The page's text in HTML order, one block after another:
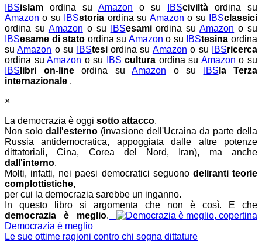
IBSislam ordina su Amazon o su IBSciviltà
ordina su
Amazon o su IBSstoria ordina su Amazon o su IBSclassici
ordina su Amazon o su IBSesami ordina suAmazon o su
IBSesame di stato ordina su Amazon o su IBStesina ordina
suAmazon o su IBStesi ordina su Amazon o su IBSricerca
ordina suAmazon o su IBS cultura ordina su Amazon o su
IBS libri on-line ordina su Amazon o su IBS la Terza
internazionale .
×
La democrazia è oggi sotto attacco.
Non solo dall'esterno (invasione dell'Ucraina da parte della
Russia antidemocratica, appoggiata dalle altre potenze
dittatoriali, Cina, Corea del Nord, Iran), ma anche
dall'interno.
Molti, infatti, nei paesi democratici seguono deliranti teorie
complottistiche,
per cui la democrazia sarebbe un inganno.
In questo libro si argomenta che non è così. E che
democrazia è meglio.
Democrazia è meglio
Le sue ottime ragioni contro chi sogna dittature